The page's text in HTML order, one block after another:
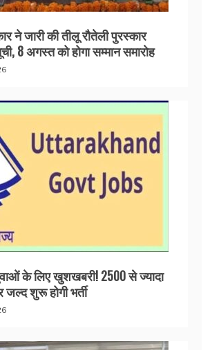
ने जारी की तीलू रौतेली पुरस्कार
8 अगस्त को होगा सम्मान समारोह
के लिए खुशखबरी! 2500 से ज्यादा
जल्द शुरू होगी भर्ती